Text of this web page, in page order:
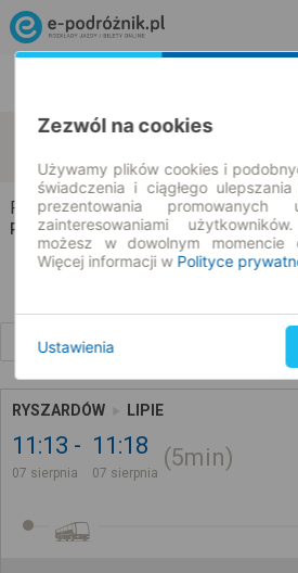
Ryszardów
Lipie
07.08.2026 | -- : --
Ryszardów → Lipie
Rozkład jazdy i bilety
RYSZARDÓW LIPIE
11:13
07 sierpnia
11:18
07 sierpnia
5min
Zezwól na cookies
Używamy plików cookies i
świadczenia i ciągłego
prezentowania
zainteresowaniami
możesz w dowolnym momencie
Więcej informacji w Polityce
Ustawienia